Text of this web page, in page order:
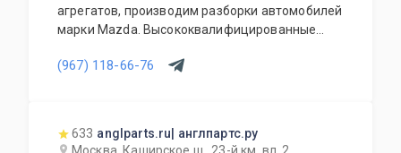
агрегатов, производим разборки автомобилей
марки Mazda. Высококвалифицированные
его виды. В нашем автосервисе проводится
дополнительное оборудование для Вашего
(967) 118-66-76
633 anglparts.ru| англпартс.ру